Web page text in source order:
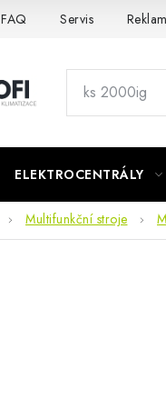
FAQ Servis
ELEKTROCENTRÁLY
Multifunkční stroje